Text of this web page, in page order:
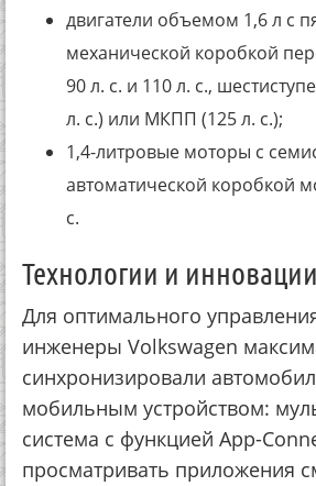
двигатели объемом 1,6 л с
механической коробкой
90 л. с. и 110 л. с.,
л. с.) или МКПП (125 л. с.);
1,4-литровые моторы с
автоматической коробкой
с.
Технологии и инновации
Для оптимального
инженеры Volkswagen
синхронизировали
мобильным устройством:
система с функцией App-
просматривать приложения